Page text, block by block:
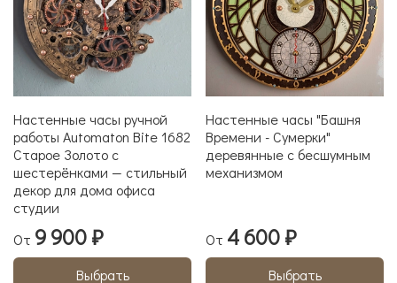
Настенные часы ручной
работы Automaton Bite 1682
Старое Золото с
шестерёнками — стильный
декор для дома офиса
студии
От 9 900 ₽
Выбрать
Настенные часы "Башня
Времени - Сумерки"
деревянные с бесшумным
механизмом
От 4 600 ₽
Выбрать